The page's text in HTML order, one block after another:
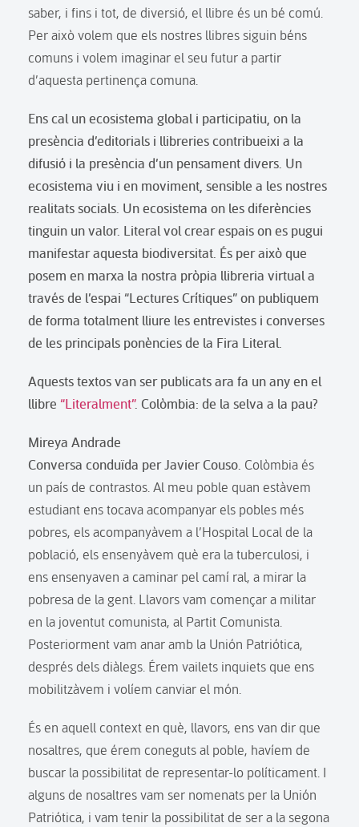
saber, i fins i tot, de diversió, el llibre és un bé comú.
Per això volem que els nostres llibres siguin béns
comuns i volem imaginar el seu futur a partir
d’aquesta pertinença comuna.
Ens cal un ecosistema global i participatiu, on la
presència d’editorials i llibreries contribueixi a la
difusió i la presència d’un pensament divers. Un
ecosistema viu i en moviment, sensible a les nostres
realitats socials. Un ecosistema on les diferències
tinguin un valor. Literal vol crear espais on es pugui
manifestar aquesta biodiversitat. És per això que
posem en marxa la nostra pròpia llibreria virtual a
través de l’espai “Lectures Crítiques” on publiquem
de forma totalment lliure les entrevistes i converses
de les principals ponències de la Fira Literal.
Aquests textos van ser publicats ara fa un any en el
llibre “Literalment”. Colòmbia: de la selva a la pau?
Mireya Andrade
Conversa conduïda per Javier Couso. Colòmbia és
un país de contrastos. Al meu poble quan estàvem
estudiant ens tocava acompanyar els pobles més
pobres, els acompanyàvem a l’Hospital Local de la
població, els ensenyàvem què era la tuberculosi, i
ens ensenyaven a caminar pel camí ral, a mirar la
pobresa de la gent. Llavors vam començar a militar
en la joventut comunista, al Partit Comunista.
Posteriorment vam anar amb la Unión Patriótica,
després dels diàlegs. Érem vailets inquiets que ens
mobilitzàvem i volíem canviar el món.
És en aquell context en què, llavors, ens van dir que
nosaltres, que érem coneguts al poble, havíem de
buscar la possibilitat de representar-lo políticament. I
alguns de nosaltres vam ser nomenats per la Unión
Patriótica, i vam tenir la possibilitat de ser a la segona